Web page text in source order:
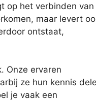
op het verbinden van
maar levert
ontstaat,
Onze ervaren
ze hun kennis
je vaak een